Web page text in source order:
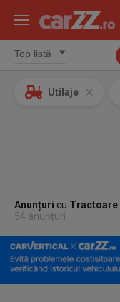
Utilaje
Anunțuri cu Tractoare
54 anunțuri